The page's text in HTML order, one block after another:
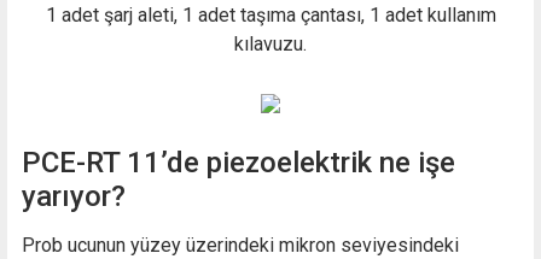
1 adet şarj aleti, 1 adet taşıma çantası, 1 adet kullanım
kılavuzu.
PCE-RT 11’de piezoelektrik ne işe
yarıyor?
Prob ucunun yüzey üzerindeki mikron seviyesindeki